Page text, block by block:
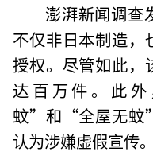
澎湃新闻调
不仅非日本制造，
授权。尽管如此，
达百万件。此
蚊”和“全屋无蚊
认为涉嫌虚假宣传。